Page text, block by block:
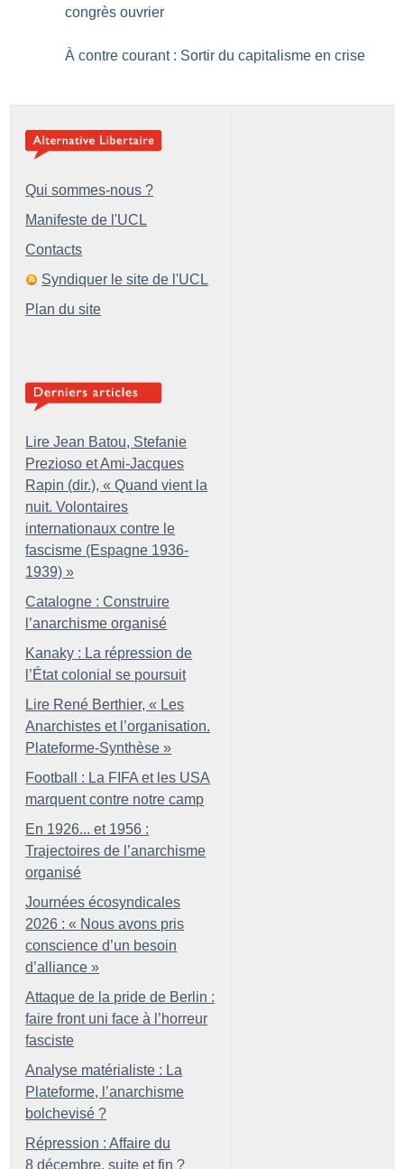
congrès ouvrier
À contre courant : Sortir du capitalisme en crise
Qui sommes-nous ?
Manifeste de l'UCL
Contacts
Syndiquer le site de l'UCL
Plan du site
Lire Jean Batou, Stefanie
Prezioso et Ami-Jacques
Rapin (dir.), « Quand vient la
nuit. Volontaires
internationaux contre le
fascisme (Espagne 1936-
1939) »
Catalogne : Construire
l’anarchisme organisé
Kanaky : La répression de
l’État colonial se poursuit
Lire René Berthier, « Les
Anarchistes et l’organisation.
Plateforme-Synthèse »
Football : La FIFA et les USA
marquent contre notre camp
En 1926... et 1956 :
Trajectoires de l’anarchisme
organisé
Journées écosyndicales
2026 : « Nous avons pris
conscience d’un besoin
d’alliance »
Attaque de la pride de Berlin :
faire front uni face à l’horreur
fasciste
Analyse matérialiste : La
Plateforme, l’anarchisme
bolchevisé ?
Répression : Affaire du
8 décembre, suite et fin ?